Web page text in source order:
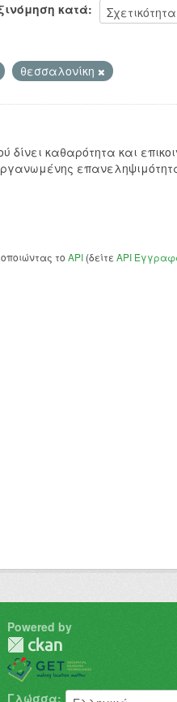
κατά
θεσσαλονίκη
δίνει καθαρότητα και
το API (δείτε API
Powered by
Γλώσσα